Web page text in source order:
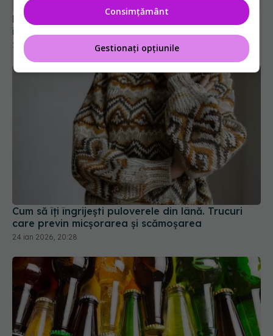
Pune câteva frunze de dafin în dulap. Te vei
îndrăgosti de acest truc
26 dec 2025, 21:36
Cum să îți îngrijești puloverele din lână. Trucuri
care previn micșorarea și scămoșarea
24 ian 2026, 20:28
Consimțământ
Gestionați opțiunile